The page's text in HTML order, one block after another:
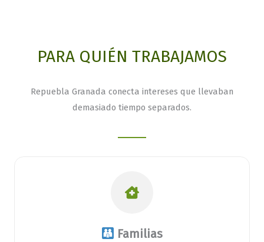
PARA QUIÉN TRABAJAMOS
Repuebla Granada conecta intereses que llevaban
demasiado tiempo separados.
Familias